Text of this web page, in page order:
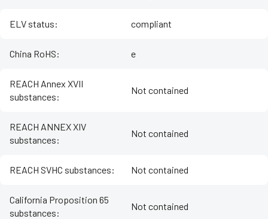
ELV status: compliant
China RoHS: e
REACH Annex XVII
substances:
Not contained
REACH ANNEX XIV
substances:
Not contained
REACH SVHC substances: Not contained
California Proposition 65
substances:
Not contained